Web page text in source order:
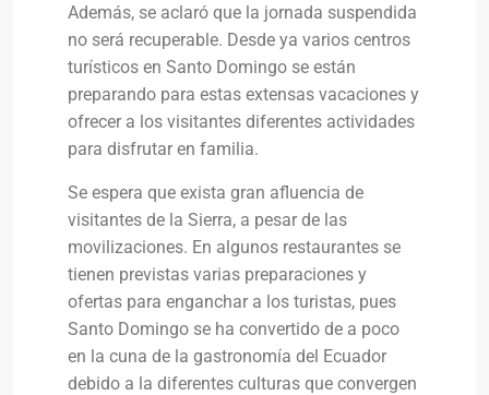
Además, se aclaró que la jornada suspendida
no será recuperable. Desde ya varios centros
turísticos en Santo Domingo se están
preparando para estas extensas vacaciones y
ofrecer a los visitantes diferentes actividades
para disfrutar en familia.
Se espera que exista gran afluencia de
visitantes de la Sierra, a pesar de las
movilizaciones. En algunos restaurantes se
tienen previstas varias preparaciones y
ofertas para enganchar a los turistas, pues
Santo Domingo se ha convertido de a poco
en la cuna de la gastronomía del Ecuador
debido a la diferentes culturas que convergen